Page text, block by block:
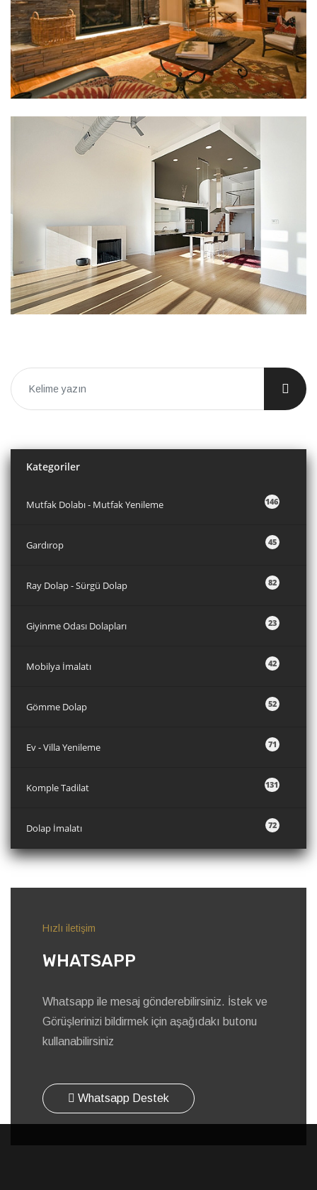
Kategoriler
146
Mutfak Dolabı - Mutfak Yenileme
45
Gardırop
82
Ray Dolap - Sürgü Dolap
23
Giyinme Odası Dolapları
42
Mobilya İmalatı
52
Gömme Dolap
71
Ev - Villa Yenileme
131
Komple Tadilat
72
Dolap İmalatı
Hızlı iletişim
WHATSAPP
Whatsapp ile mesaj gönderebilirsiniz. İstek ve
Görüşlerinizi bildirmek için aşağıdakı butonu
kullanabilirsiniz
Whatsapp Destek